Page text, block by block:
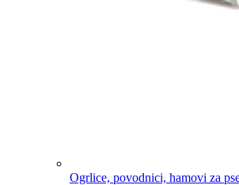
Ogrlice, povodnici, hamovi za